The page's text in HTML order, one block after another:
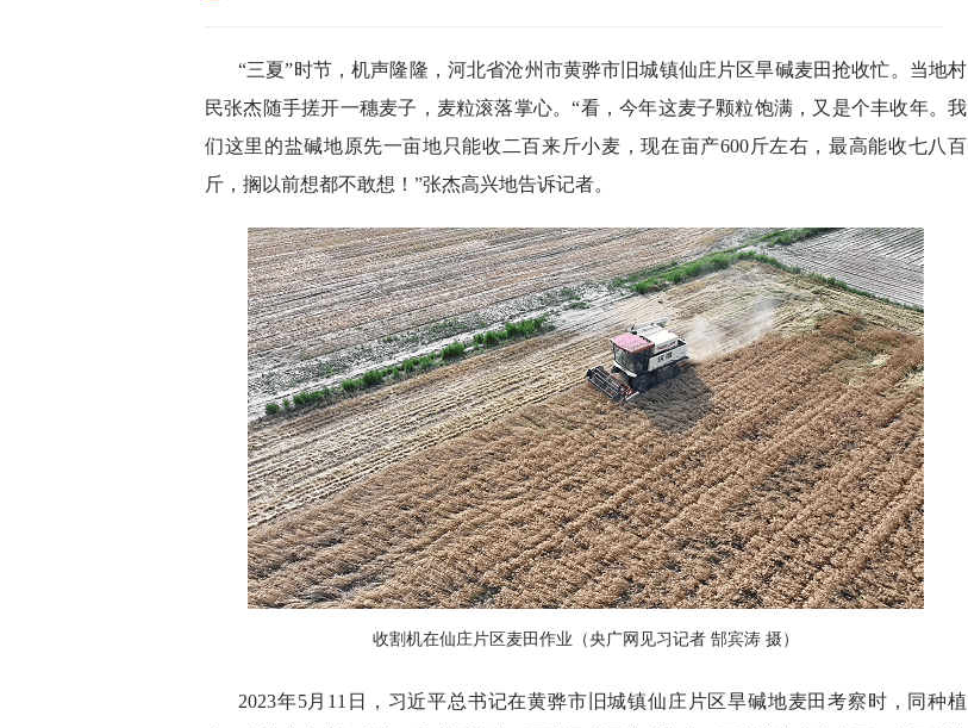
“三夏”时节，机声隆隆，河北省沧州市黄骅市旧城镇仙庄片区旱碱麦田抢收忙。当地村
民张杰随手搓开一穗麦子，麦粒滚落掌心。“看，今年这麦子颗粒饱满，又是个丰收年。我
们这里的盐碱地原先一亩地只能收二百来斤小麦，现在亩产600斤左右，最高能收七八百
斤，搁以前想都不敢想！”张杰高兴地告诉记者。
收割机在仙庄片区麦田作业（央广网见习记者 郜宾涛 摄）
2023年5月11日，习近平总书记在黄骅市旧城镇仙庄片区旱碱地麦田考察时，同种植